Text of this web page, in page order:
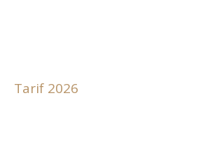
Tarif 2026